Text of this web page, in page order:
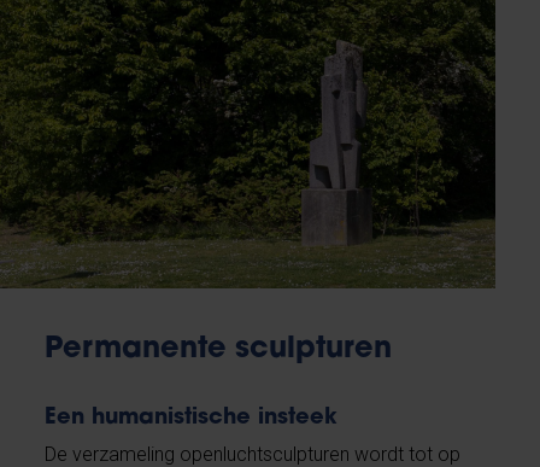
Permanente sculpturen
Een humanistische insteek
De verzameling openluchtsculpturen wordt tot op